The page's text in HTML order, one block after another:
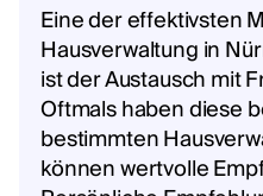
Eine der effektivsten
Hausverwaltung in
ist der Austausch mit
Oftmals haben diese
bestimmten
können wertvolle